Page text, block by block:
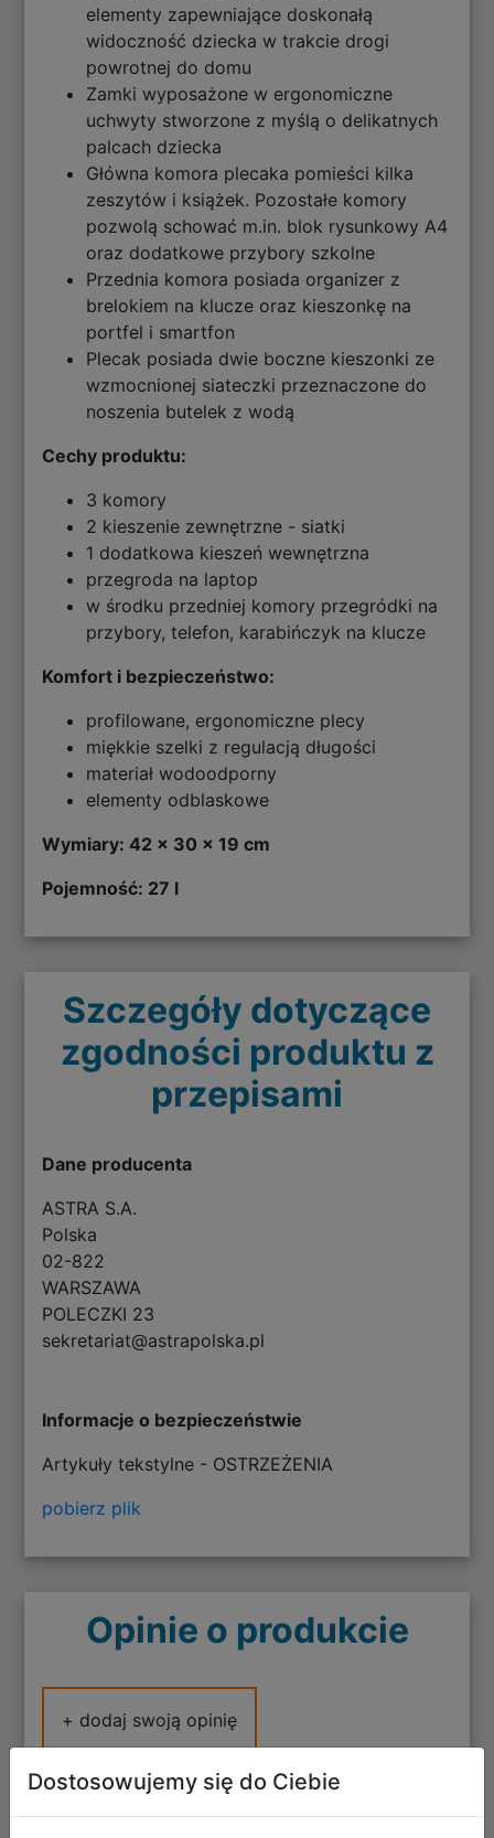
elementy zapewniające doskonałą
widoczność dziecka w trakcie drogi
powrotnej do domu
Zamki wyposażone w ergonomiczne
uchwyty stworzone z myślą o delikatnych
palcach dziecka
Główna komora plecaka pomieści kilka
zeszytów i książek. Pozostałe komory
pozwolą schować m.in. blok rysunkowy A4
oraz dodatkowe przybory szkolne
Przednia komora posiada organizer z
brelokiem na klucze oraz kieszonkę na
portfel i smartfon
Plecak posiada dwie boczne kieszonki ze
wzmocnionej siateczki przeznaczone do
noszenia butelek z wodą
Cechy produktu:
3 komory
2 kieszenie zewnętrzne - siatki
1 dodatkowa kieszeń wewnętrzna
przegroda na laptop
w środku przedniej komory przegródki na
przybory, telefon, karabińczyk na klucze
Komfort i bezpieczeństwo:
profilowane, ergonomiczne plecy
miękkie szelki z regulacją długości
materiał wodoodporny
elementy odblaskowe
Wymiary: 42 x 30 x 19 cm
Pojemność: 27 l
Szczegóły dotyczące
zgodności produktu z
przepisami
Dane producenta
ASTRA S.A.
Polska
02-822
WARSZAWA
POLECZKI 23
sekretariat@astrapolska.pl
Informacje o bezpieczeństwie
Artykuły tekstylne - OSTRZEŻENIA
pobierz plik
Opinie o produkcie
+ dodaj swoją opinię
Dostosowujemy się do Ciebie